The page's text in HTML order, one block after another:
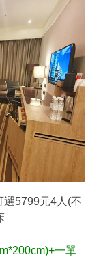
選5799元4人(不
+一單